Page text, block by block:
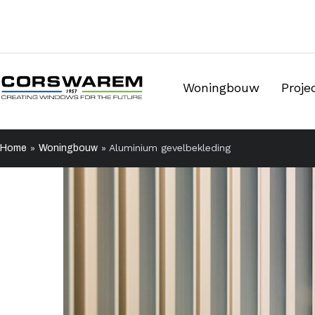
Woningbouw
Home » Woningbouw » Aluminium gevelbekleding